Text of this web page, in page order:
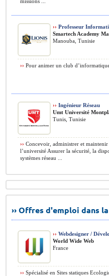
›› Professeur
Smartech Academy
Manouba, Tunisie
›› Pour animer un club d’informatique
›› Ingénieur Réseau
Umt Université
Tunis, Tunisie
›› Concevoir, administrer et maintenir
l’université Assurer la sécurité, la
systèmes réseau ...
›› Offres d'emploi dans
›› Webdesigner /
World Wide Web
France
›› Spécialisé en Sites statiques